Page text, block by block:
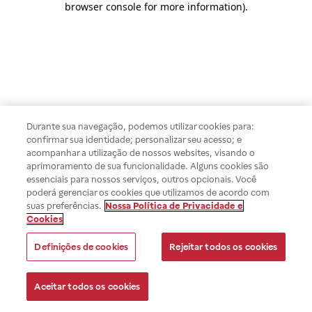
browser console for more information).
Durante sua navegação, podemos utilizar cookies para:
confirmar sua identidade; personalizar seu acesso; e
acompanhar a utilização de nossos websites, visando o
aprimoramento de sua funcionalidade. Alguns cookies são
essenciais para nossos serviços, outros opcionais. Você
poderá gerenciar os cookies que utilizamos de acordo com
suas preferências. Nossa Política de Privacidade e
Cookies
Definições de cookies Rejeitar todos os cookies
Aceitar todos os cookies